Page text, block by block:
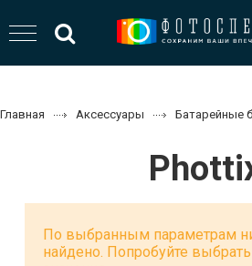
Главная Аксессуары Батарейные
По выбранным параметрам
найдено. Попробуйте